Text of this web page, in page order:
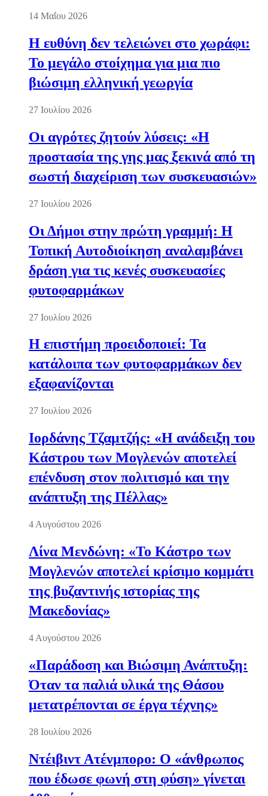
14 Μαΐου 2026
Η ευθύνη δεν τελειώνει στο χωράφι:
Το μεγάλο στοίχημα για μια πιο
βιώσιμη ελληνική γεωργία
27 Ιουλίου 2026
Οι αγρότες ζητούν λύσεις: «Η
προστασία της γης μας ξεκινά από τη
σωστή διαχείριση των συσκευασιών»
27 Ιουλίου 2026
Οι Δήμοι στην πρώτη γραμμή: Η
Τοπική Αυτοδιοίκηση αναλαμβάνει
δράση για τις κενές συσκευασίες
φυτοφαρμάκων
27 Ιουλίου 2026
Η επιστήμη προειδοποιεί: Τα
κατάλοιπα των φυτοφαρμάκων δεν
εξαφανίζονται
27 Ιουλίου 2026
Ιορδάνης Τζαμτζής: «Η ανάδειξη του
Κάστρου των Μογλενών αποτελεί
επένδυση στον πολιτισμό και την
ανάπτυξη της Πέλλας»
4 Αυγούστου 2026
Λίνα Μενδώνη: «Το Κάστρο των
Μογλενών αποτελεί κρίσιμο κομμάτι
της βυζαντινής ιστορίας της
Μακεδονίας»
4 Αυγούστου 2026
«Παράδοση και Βιώσιμη Ανάπτυξη:
Όταν τα παλιά υλικά της Θάσου
μετατρέπονται σε έργα τέχνης»
28 Ιουλίου 2026
Ντέιβιντ Ατένμπορο: Ο «άνθρωπος
που έδωσε φωνή στη φύση» γίνεται